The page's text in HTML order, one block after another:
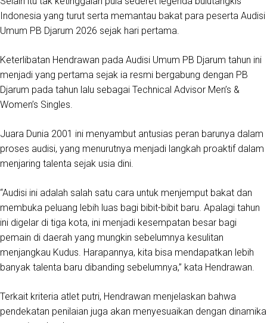
Indonesia yang turut serta memantau bakat para peserta Audisi
Umum PB Djarum 2026 sejak hari pertama.
Keterlibatan Hendrawan pada Audisi Umum PB Djarum tahun ini
menjadi yang pertama sejak ia resmi bergabung dengan PB
Djarum pada tahun lalu sebagai Technical Advisor Men’s &
Women’s Singles.
Juara Dunia 2001 ini menyambut antusias peran barunya dalam
proses audisi, yang menurutnya menjadi langkah proaktif dalam
menjaring talenta sejak usia dini.
“Audisi ini adalah salah satu cara untuk menjemput bakat dan
membuka peluang lebih luas bagi bibit-bibit baru. Apalagi tahun
ini digelar di tiga kota, ini menjadi kesempatan besar bagi
pemain di daerah yang mungkin sebelumnya kesulitan
menjangkau Kudus. Harapannya, kita bisa mendapatkan lebih
banyak talenta baru dibanding sebelumnya,” kata Hendrawan.
Terkait kriteria atlet putri, Hendrawan menjelaskan bahwa
pendekatan penilaian juga akan menyesuaikan dengan dinamika